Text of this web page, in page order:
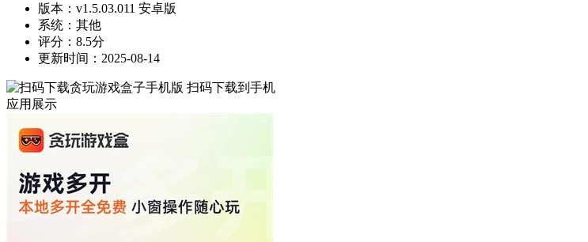
版本：v1.5.03.011 安卓版
系统：其他
评分：8.5分
更新时间：2025-08-14
扫码下载到手机
应用展示